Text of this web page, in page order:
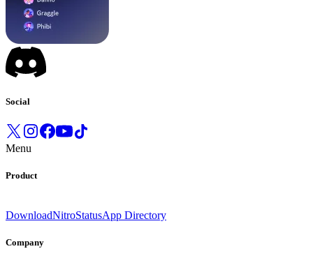
Social
Menu
Product
DownloadNitroStatusApp Directory
Company